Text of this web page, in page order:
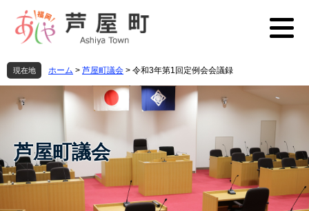
先
頭
す
を
飛
し
へ
現在地 ホーム > 芦屋町議会 > 令和3年第1回定例会会議録
芦屋町議会